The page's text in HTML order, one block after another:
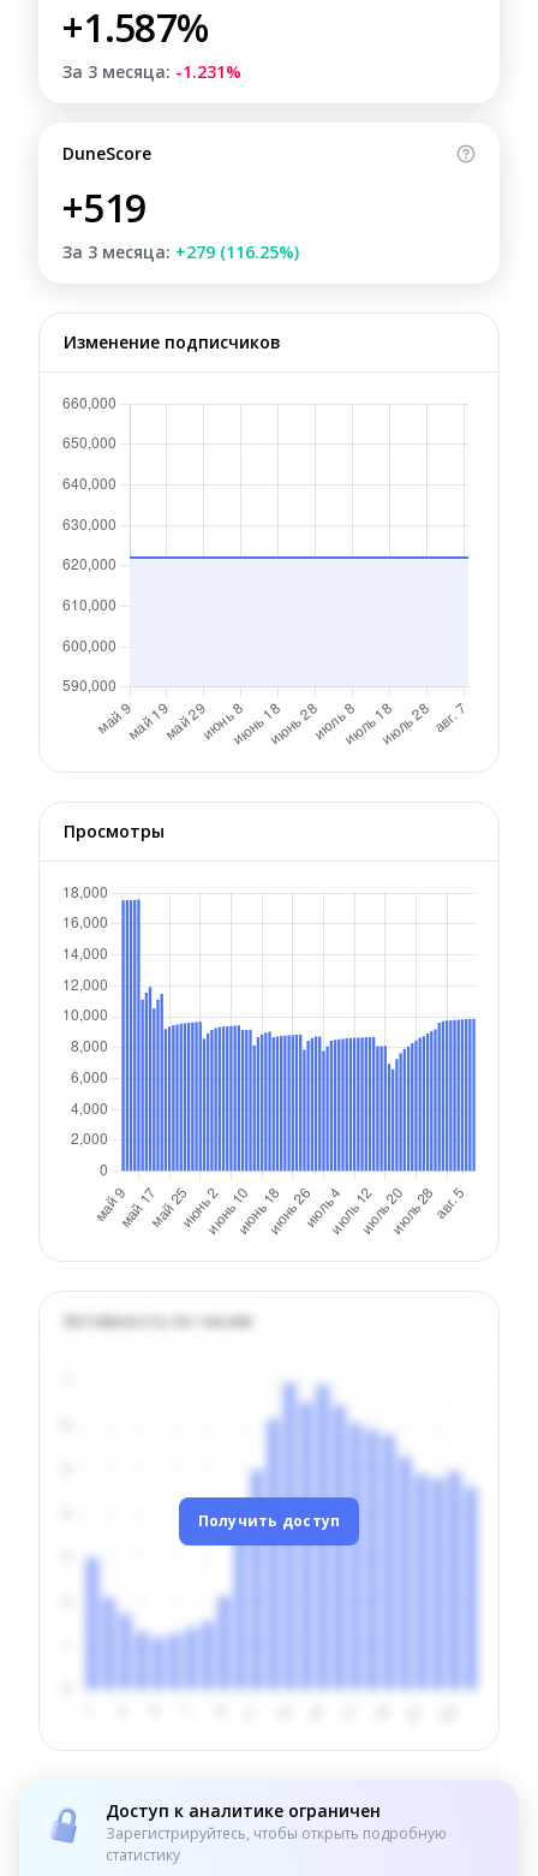
+1.587%
За 3 месяца: -1.231%
DuneScore
+519
За 3 месяца: +279 (116.25%)
Изменение подписчиков
Просмотры
Активность по часам
Получить доступ
Доступ к аналитике ограничен
Зарегистрируйтесь, чтобы открыть подробную
статистику